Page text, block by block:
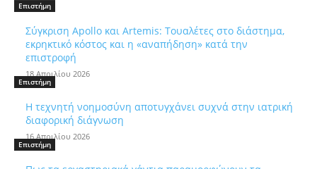
Επιστήμη
Σύγκριση Apollo και Artemis: Τουαλέτες στο διάστημα,
εκρηκτικό κόστος και η «αναπήδηση» κατά την
επιστροφή
18 Απριλίου 2026
Επιστήμη
Η τεχνητή νοημοσύνη αποτυγχάνει συχνά στην ιατρική
διαφορική διάγνωση
16 Απριλίου 2026
Επιστήμη